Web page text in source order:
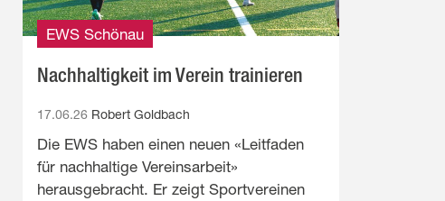
EWS Schönau
Nachhaltigkeit im Verein trainieren
17.06.26 Robert Goldbach
Die EWS haben einen neuen «Leitfaden
für nachhaltige Vereinsarbeit»
herausgebracht. Er zeigt Sportvereinen